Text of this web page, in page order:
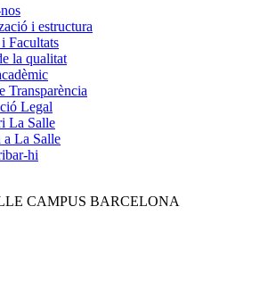
i estructura
Facultats
la qualitat
Transparència
Legal
La Salle
a La Salle
hi
CAMPUS BARCELONA